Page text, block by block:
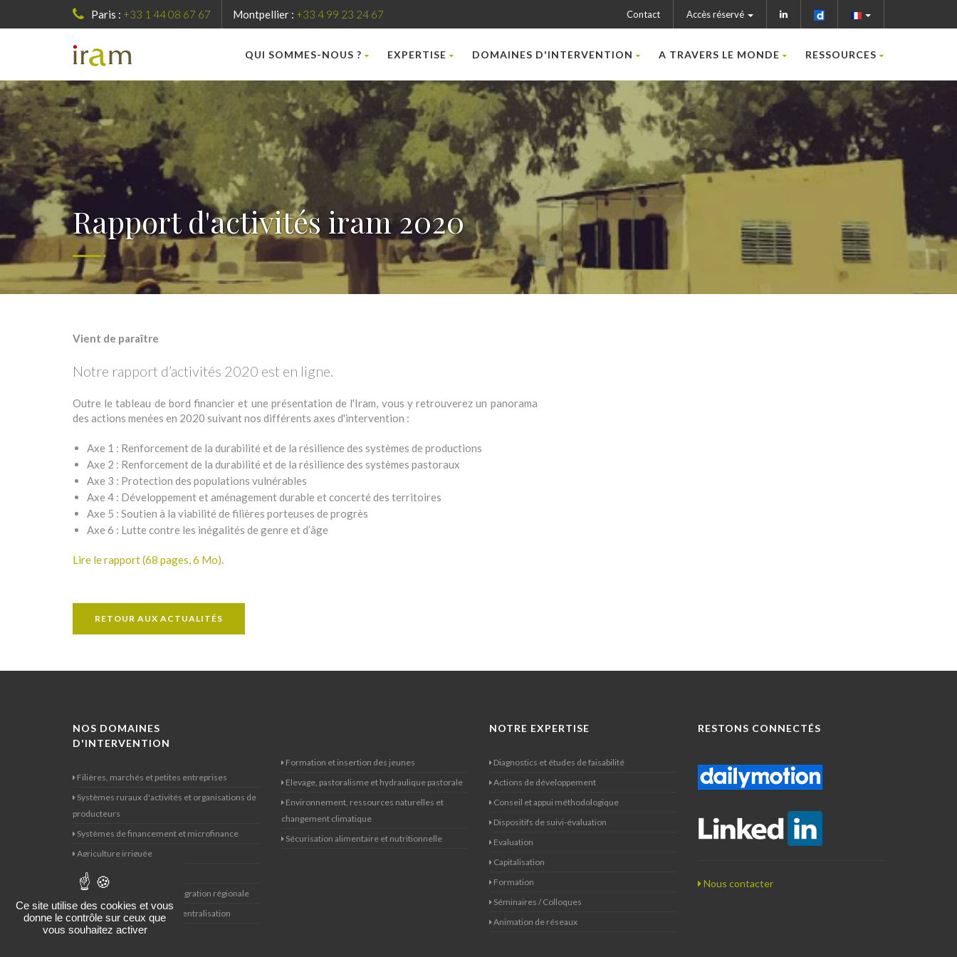
Contact Accès réservé
Paris : +33 1 44 08 67 67 Montpellier : +33 4 99 23 24 67
QUI SOMMES-NOUS ? EXPERTISE DOMAINES D'INTERVENTION A TRAVERS LE MONDE RESSOURCES
Rapport d'activités iram 2020
Vient de paraître
Notre rapport d’activités 2020 est en ligne.
Outre le tableau de bord financier et une présentation de l'Iram, vous y retrouverez un panorama
des actions menées en 2020 suivant nos différents axes d'intervention :
Axe 1 : Renforcement de la durabilité et de la résilience des systèmes de productions
Axe 2 : Renforcement de la durabilité et de la résilience des systèmes pastoraux
Axe 3 : Protection des populations vulnérables
Axe 4 : Développement et aménagement durable et concerté des territoires
Axe 5 : Soutien à la viabilité de filières porteuses de progrès
Axe 6 : Lutte contre les inégalités de genre et d’âge
Lire le rapport (68 pages, 6 Mo).
RETOUR AUX ACTUALITÉS
NOS DOMAINES
D'INTERVENTION
Filières, marchés et petites entreprises
Systèmes ruraux d'activités et organisations de
producteurs
Systèmes de financement et microfinance
Agriculture irriguée
Genre
Politiques agricoles et d'intégration régionale
Développement local et décentralisation
Formation et insertion des jeunes
Elevage, pastoralisme et hydraulique pastorale
Environnement, ressources naturelles et
changement climatique
Sécurisation alimentaire et nutritionnelle
NOTRE EXPERTISE
Diagnostics et études de faisabilité
Actions de développement
Conseil et appui méthodologique
Dispositifs de suivi-évaluation
Evaluation
Capitalisation
Formation
Séminaires / Colloques
Animation de réseaux
RESTONS CONNECTÉS
Nous contacter
Ce site utilise des cookies et vous
donne le contrôle sur ceux que
vous souhaitez activer